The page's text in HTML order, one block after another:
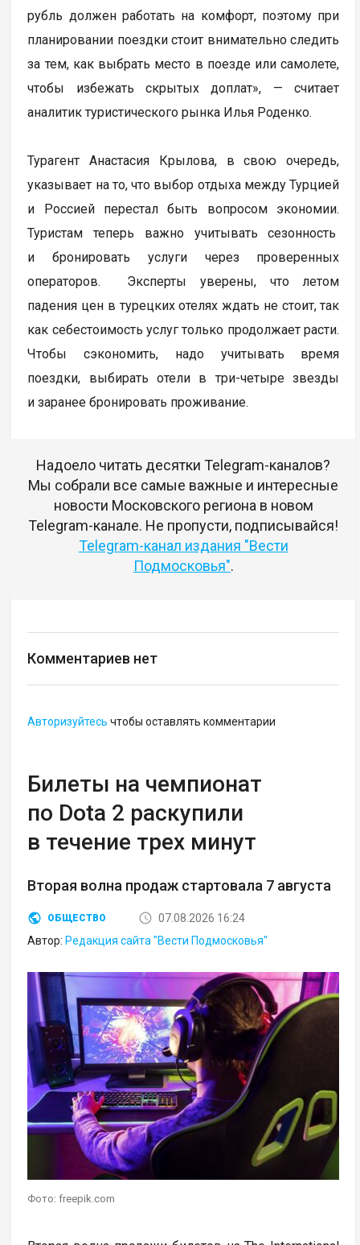
рубль должен работать на комфорт, поэтому при
планировании поездки стоит внимательно следить
за тем, как выбрать место в поезде или самолете,
чтобы избежать скрытых доплат», — считает
аналитик туристического рынка Илья Роденко.
Турагент Анастасия Крылова, в свою очередь,
указывает на то, что выбор отдыха между Турцией
и Россией перестал быть вопросом экономии.
Туристам теперь важно учитывать сезонность
и бронировать услуги через проверенных
операторов. Эксперты уверены, что летом
падения цен в турецких отелях ждать не стоит, так
как себестоимость услуг только продолжает расти.
Чтобы сэкономить, надо учитывать время
поездки, выбирать отели в три-четыре звезды
и заранее бронировать проживание.
Надоело читать десятки Telegram-каналов?
Мы собрали все самые важные и интересные
новости Московского региона в новом
Telegram-канале. Не пропусти, подписывайся!
Telegram-канал издания "Вести
Подмосковья".
Комментариев нет
Авторизуйтесь чтобы оставлять комментарии
Билеты на чемпионат
по Dota 2 раскупили
в течение трех минут
Вторая волна продаж стартовала 7 августа
ОБЩЕСТВО
07.08.2026 16:24
Автор: Редакция сайта "Вести Подмосковья"
Фото: freepik.com